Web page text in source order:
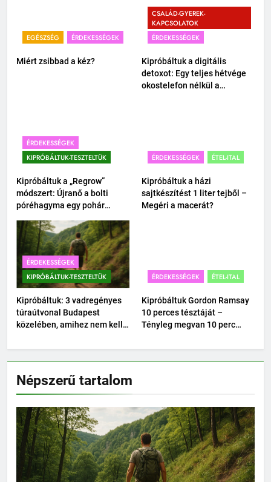
EGÉSZSÉG ÉRDEKESSÉGEK
Miért zsibbad a kéz?
CSALÁD-GYEREK-
KAPCSOLATOK
ÉRDEKESSÉGEK
Kipróbáltuk a digitális
detoxot: Egy teljes hétvége
okostelefon nélkül a
ÉRDEKESSÉGEK
KIPRÓBÁLTUK-TESZTELTÜK
Kipróbáltuk a „Regrow”
módszert: Újranő a bolti
póréhagyma egy pohár
ÉRDEKESSÉGEK ÉTEL-ITAL
Kipróbáltuk a házi
sajtkészítést 1 liter tejből –
Megéri a macerát?
ÉRDEKESSÉGEK
KIPRÓBÁLTUK-TESZTELTÜK
Kipróbáltuk: 3 vadregényes
túraútvonal Budapest
közelében, amihez nem kell
ÉRDEKESSÉGEK ÉTEL-ITAL
Kipróbáltuk Gordon Ramsay
10 perces tésztáját –
Tényleg megvan 10 perc
Népszerű tartalom